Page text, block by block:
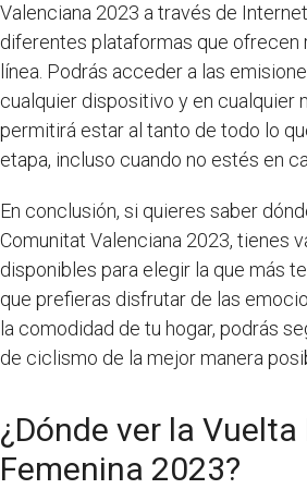
Valenciana 2023 a través de
diferentes plataformas que ofrecen
línea. Podrás acceder a las
cualquier dispositivo y en cualquier
permitirá estar al tanto de todo lo
etapa, incluso cuando no estés en
En conclusión, si quieres saber
Comunitat Valenciana 2023, tienes
disponibles para elegir la que más
que prefieras disfrutar de las
la comodidad de tu hogar, podrás
de ciclismo de la mejor manera
¿Dónde ver la Vuelta
Femenina 2023?